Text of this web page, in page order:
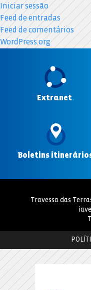
Iniciar sessão
Feed de entradas
Feed de comentários
WordPress.org
Extranet.
Boletins
Travessa das